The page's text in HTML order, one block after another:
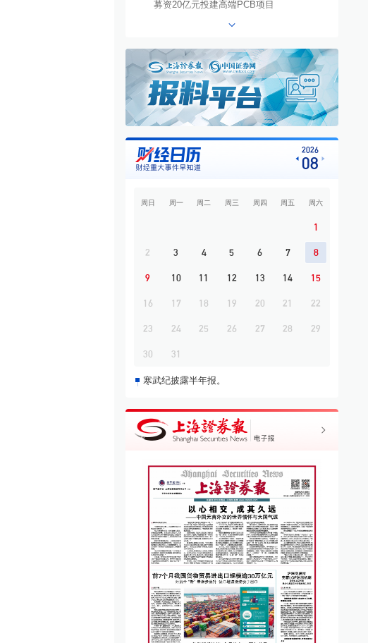
募资20亿元投建高端PCB项目
专题·板块异动 | 铜箔概念走高 铜冠铜箔一
7 利好！北京楼市新政出台
8
寒武纪公布“炸裂”业绩：营收、净利双双翻
倍
9 影石拇指相机，接入阿里千问
10 广州市属国资券商万联证券控股长安基金
补齐公募业务拼图
2026
08
周日 周一 周二 周三 周四 周五 周六
1
2 3 4 5 6 7 8
9 10 11 12 13 14 15
16 17 18 19 20 21 22
23 24 25 26 27 28 29
30 31
寒武纪披露半年报。